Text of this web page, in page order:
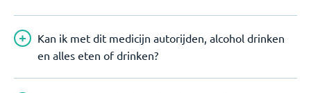
Kan ik met dit medicijn autorijden, alcohol drinken
en alles eten of drinken?